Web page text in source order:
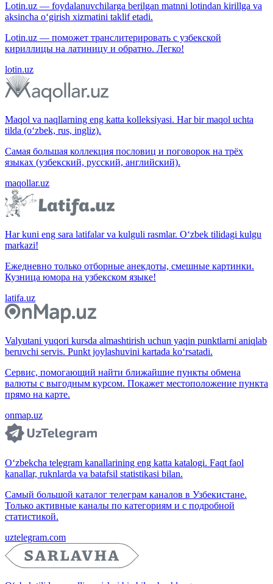
Lotin.uz — foydalanuvchilarga berilgan matnni lotindan kirillga va
aksincha o‘girish xizmatini taklif etadi.
Lotin.uz — поможет транслитерировать с узбекской
кириллицы на латиницу и обратно. Легко!
lotin.uz
Maqol va naqllarning eng katta kolleksiyasi. Har bir maqol uchta
tilda (o‘zbek, rus, ingliz).
Самая большая коллекция пословиц и поговорок на трёх
языках (узбекский, русский, английский).
maqollar.uz
Har kuni eng sara latifalar va kulguli rasmlar. O‘zbek tilidagi kulgu
markazi!
Ежедневно только отборные анекдоты, смешные картинки.
Кузница юмора на узбекском языке!
latifa.uz
Valyutani yuqori kursda almashtirish uchun yaqin punktlarni aniqlab
beruvchi servis. Punkt joylashuvini kartada ko‘rsatadi.
Сервис, помогающий найти ближайшие пункты обмена
валюты с выгодным курсом. Покажет местоположение пункта
прямо на карте.
onmap.uz
O‘zbekcha telegram kanallarining eng katta katalogi. Faqt faol
kanallar, ruknlarda va batafsil statistikasi bilan.
Самый большой каталог телеграм каналов в Узбекистане.
Только активные каналы по категориям и с подробной
статистикой.
uztelegram.com